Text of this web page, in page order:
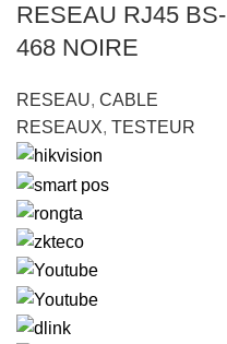
RESEAU RJ45 BS-
468 NOIRE
RESEAU, CABLE
RESEAUX, TESTEUR